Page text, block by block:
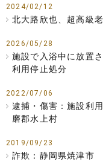
2024/02/12
北大路欣也、超高級
2026/05/28
施設で入浴中に放置
利用停止処分
2022/07/06
逮捕・傷害：施設利
磨郡水上村
2019/09/23
詐欺：静岡県焼津